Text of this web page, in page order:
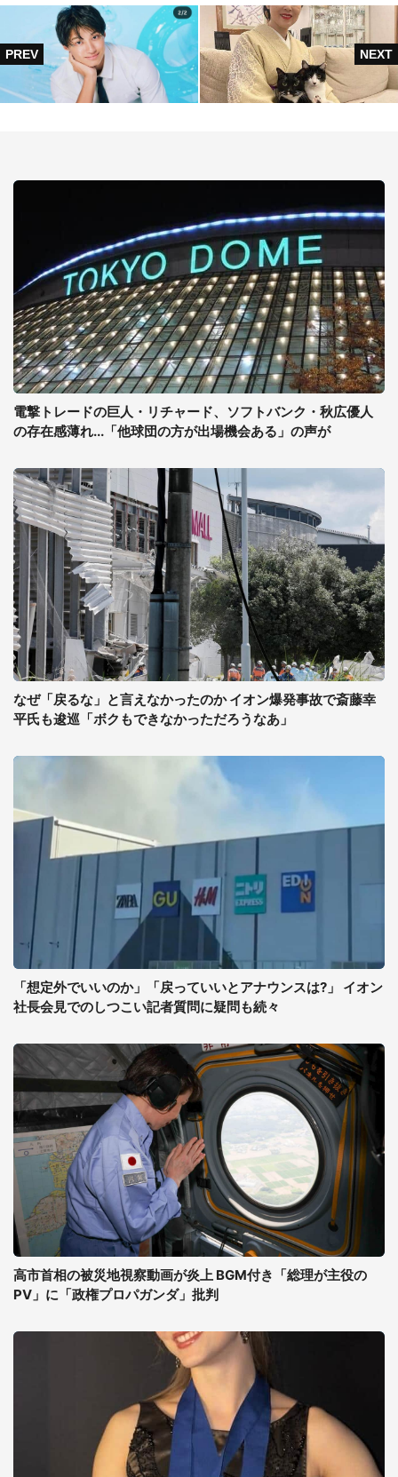
電撃トレードの巨人・リチャード、ソフトバンク・秋広優人
の存在感薄れ...「他球団の方が出場機会ある」の声が
なぜ「戻るな」と言えなかったのか イオン爆発事故で斎藤幸
平氏も逡巡「ボクもできなかっただろうなあ」
「想定外でいいのか」「戻っていいとアナウンスは?」 イオン
社長会見でのしつこい記者質問に疑問も続々
高市首相の被災地視察動画が炎上 BGM付き「総理が主役の
PV」に「政権プロパガンダ」批判